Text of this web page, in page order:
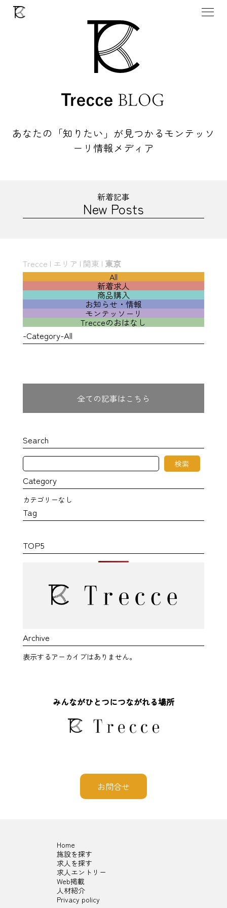
あなたの「知りたい」が見つかるモンテッソ
ーリ情報メディア
新着記事
New Posts
Trecce | エリア | 関東 | 東京
All
新着求人
商品購入
お知らせ・情報
モンテッソーリ
Trecceのおはなし
-Category-All
全ての記事はこちら
Search
検
索 検索
Category
カテゴリーなし
Tag
TOP5
Archive
表示するアーカイブはありません。
みんながひとつにつながれる場所
お問合せ
Home
施設を探す
求人を探す
求人エントリー
Web掲載
人材紹介
Privacy policy